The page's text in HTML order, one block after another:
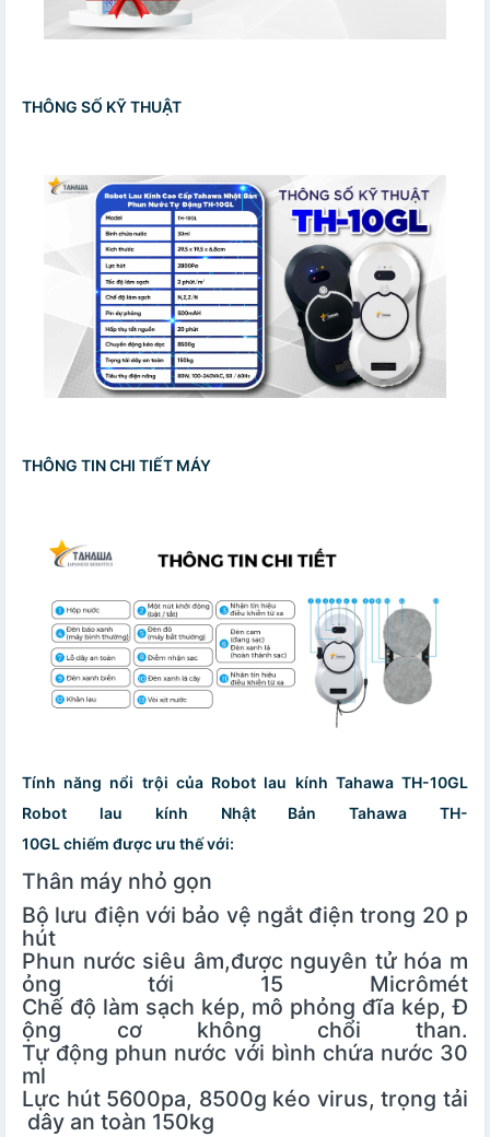
THÔNG SỐ KỸ THUẬT
THÔNG TIN CHI TIẾT MÁY
Tính năng nổi trội của Robot lau kính Tahawa TH-10GL
Robot lau kính Nhật Bản Tahawa TH-
10GL chiếm được ưu thế với:
Thân máy nhỏ gọn
Bộ lưu điện với bảo vệ ngắt điện trong 20 p
hút
Phun nước siêu âm,được nguyên tử hóa m
ỏng tới 15 Micrômét
Chế độ làm sạch kép, mô phỏng đĩa kép, Đ
ộng cơ không chổi than.
Tự động phun nước với bình chứa nước 30
ml
Lực hút 5600pa, 8500g kéo virus, trọng tải
dây an toàn 150kg